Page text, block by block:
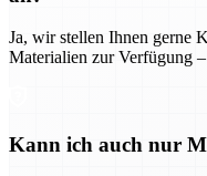
Ja, wir stellen Ihnen gerne
Materialien zur Verfügung
Kann ich auch nur